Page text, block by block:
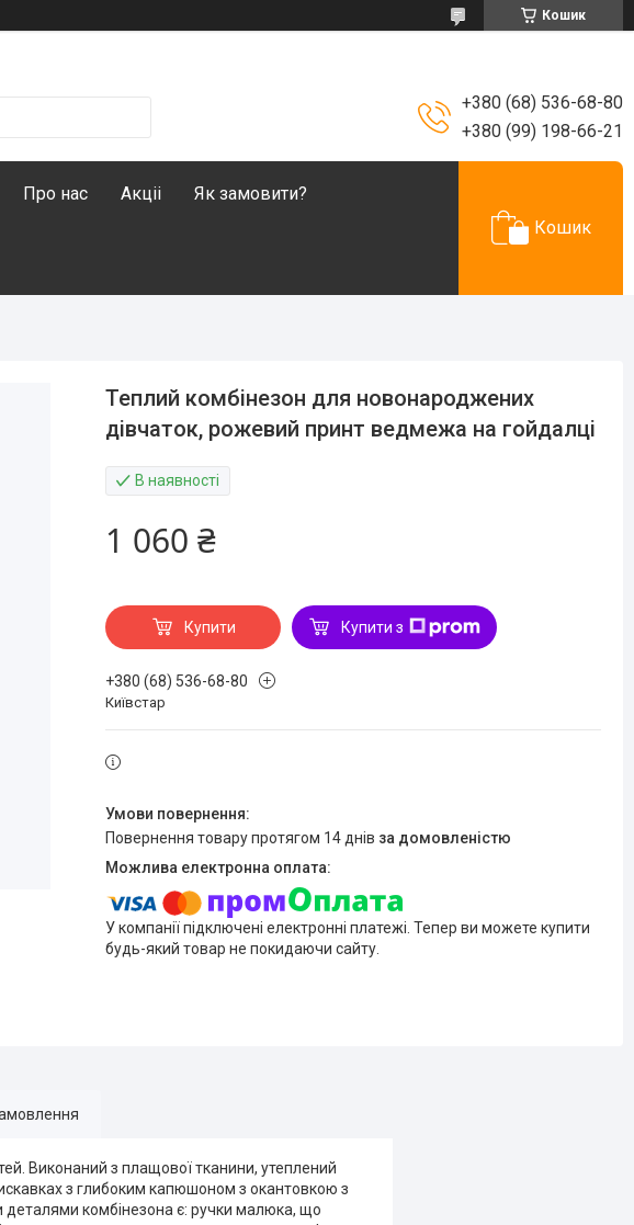
Кошик
+380 (68) 536-68-80
+380 (99) 198-66-21
Про нас Акціі Як замовити?
Кошик
Теплий комбінезон для новонароджених
дівчаток, рожевий принт ведмежа на гойдалці
В наявності
1 060 ₴
Купити Купити з
+380 (68) 536-68-80
Київстар
повернення товару протягом 14 днів за домовленістю
У компанії підключені електронні платежі. Тепер ви можете купити
будь-який товар не покидаючи сайту.
Виконаний з плащової тканини, утеплений
з глибоким капюшоном з окантовкою з
деталями комбінезона є: ручки малюка, що